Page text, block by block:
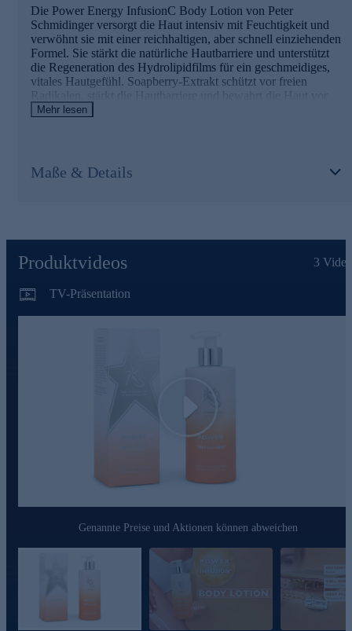
Die Power Energy InfusionC Body Lotion von Peter
Schmidinger versorgt die Haut intensiv mit Feuchtigkeit und
verwöhnt sie mit einer reichhaltigen, aber schnell einziehenden
Formel. Sie stärkt die natürliche Hautbarriere und unterstützt
die Regeneration des Hydrolipidfilms für ein geschmeidiges,
vitales Hautgefühl. Soapberry-Extrakt schützt vor freien
Radikalen, stärkt die Hautbarriere und bewahrt die Haut vor
Umwelteinflüssen. Die sanfte Massage regt die
Die Hauptinhaltstoffe und ihre Wirkweisen
TARABAUM-EXTRAKT
• reduziert merklich die Schuppenbildung
Mehr lesen
Maße & Details
Produktvideos 3
TV-Präsentation
Play
Genannte Preise und Aktionen können abweichen